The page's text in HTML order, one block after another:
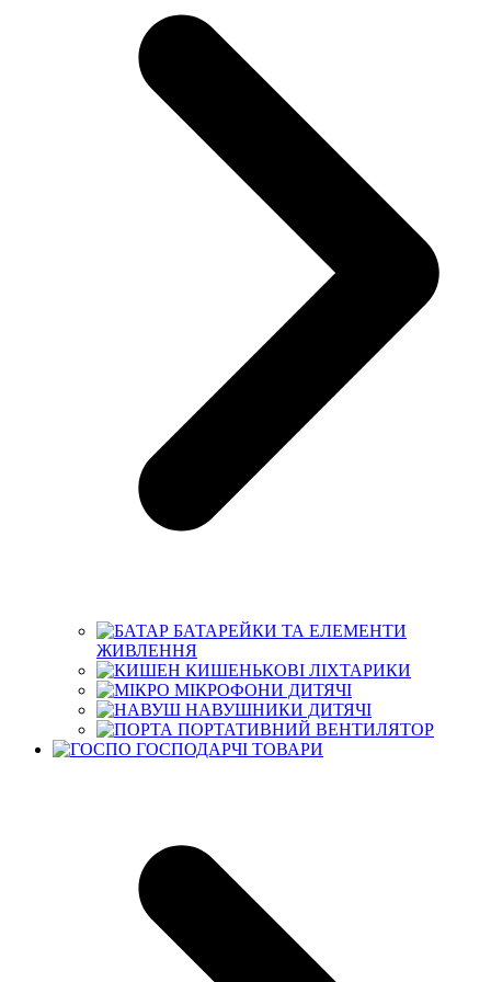
БАТАРЕЙКИ ТА ЕЛЕМЕНТИ
ЖИВЛЕННЯ
КИШЕНЬКОВІ ЛІХТАРИКИ
МІКРОФОНИ ДИТЯЧІ
НАВУШНИКИ ДИТЯЧІ
ПОРТАТИВНИЙ ВЕНТИЛЯТОР
ГОСПОДАРЧІ ТОВАРИ